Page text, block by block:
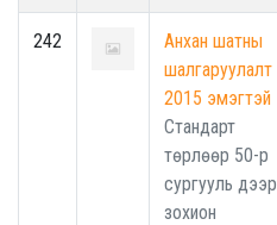
242
Анхан шатны
шалгаруулалт
2015 эмэгтэй
Стандарт
төрлөөр 50-р
сургууль дээр
зохион